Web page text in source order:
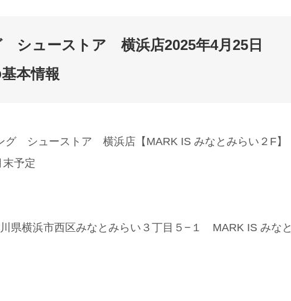
シューストア 横浜店2025年4月25日
本情報
グ シューストア 横浜店【MARK IS みなとみらい２F】
末予定
県横浜市西区みなとみらい３丁目５−１ MARK IS みなと